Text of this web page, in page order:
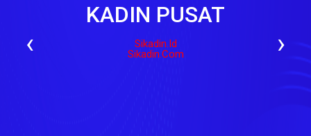
KADIN PUSAT
Sikadin.id
Sikadin.com
‹ ›